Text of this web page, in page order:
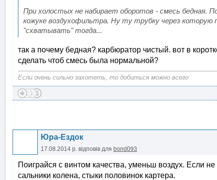
При холостых не набирает оборотов - смесь бедная.
кожуке воздухофильтра. Ну ту трубку через
"схватывать" тогда...
так а почему бедная? карбюратор чистый. вот в
сделать чтоб смесь была нормальной?
Если очень сильно захотеть, то добиться можно всего
Юра-Ездок
17.08.2014 р. відповів для bond093
Поиграйся с винтом качества, уменьш воздух. Если
сальники колена, стыки половинок картера.